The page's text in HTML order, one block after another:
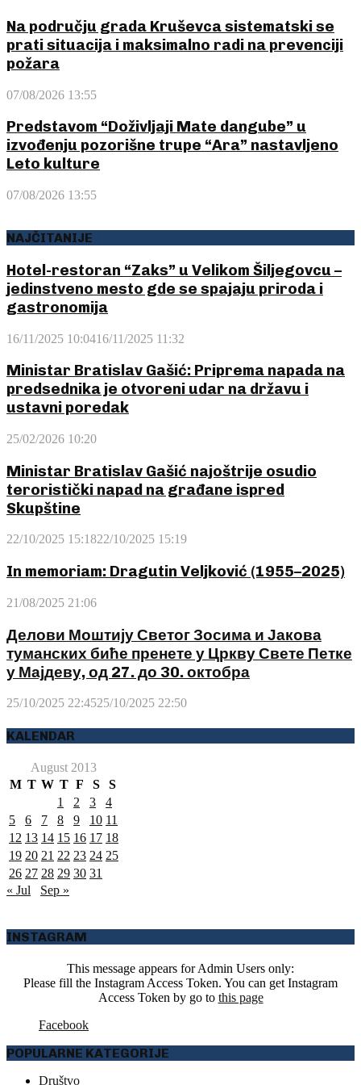
Na području grada Kruševca sistematski se
prati situacija i maksimalno radi na prevenciji
požara
07/08/2026 13:55
Predstavom “Doživljaji Mate dangube” u
izvođenju pozorišne trupe “Ara” nastavljeno
Leto kulture
07/08/2026 13:55
NAJČITANIJE
Hotel-restoran “Zaks” u Velikom Šiljegovcu –
jedinstveno mesto gde se spajaju priroda i
gastronomija
16/11/2025 10:0416/11/2025 11:32
Ministar Bratislav Gašić: Priprema napada na
predsednika je otvoreni udar na državu i
ustavni poredak
25/02/2026 10:20
Ministar Bratislav Gašić najoštrije osudio
teroristički napad na građane ispred
Skupštine
22/10/2025 15:1822/10/2025 15:19
In memoriam: Dragutin Veljković (1955–2025)
21/08/2025 21:06
Делови Моштију Светог Зосима и Јакова
туманских биће пренете у Цркву Свете Петке
у Мајдеву, од 27. до 30. октобра
25/10/2025 22:4525/10/2025 22:50
KALENDAR
August 2013
M T W T F S
S
1
2 3
4
5
6 7 8 9 10 11
12 13 14 15 16 17 18
19 20 21 22 23 24 25
26 27 28 29 30 31
« Jul
Sep »
INSTAGRAM
This message appears for Admin Users only:
Please fill the Instagram Access Token. You can get Instagram
Access Token by go to this page
Facebook
POPULARNE KATEGORIJE
Društvo